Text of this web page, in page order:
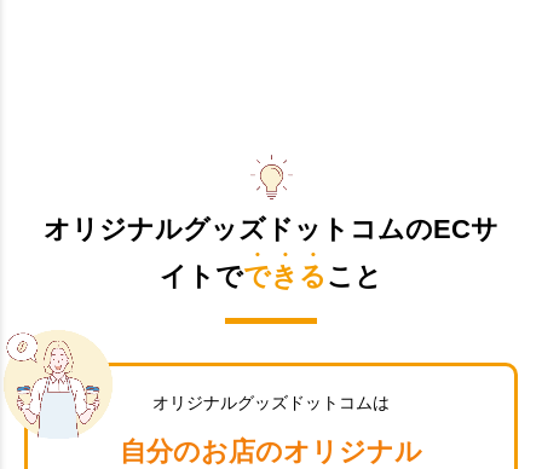
オリジナルグッズドットコムのECサ
イトでできる こと
オリジナルグッズドットコムは
自分のお店のオリジナル